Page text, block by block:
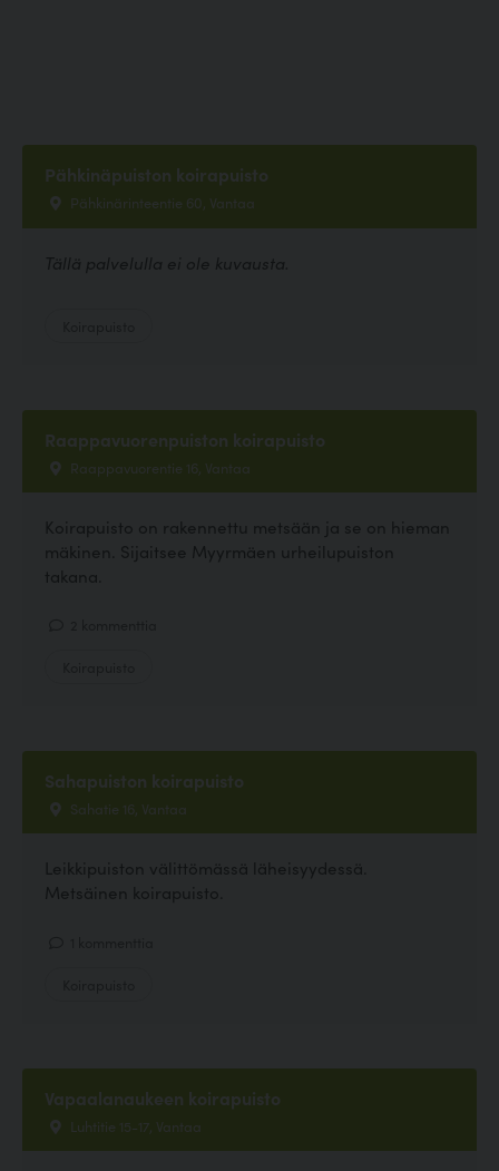
Pähkinäpuiston koirapuisto
Pähkinärinteentie 60, Vantaa
Tällä palvelulla ei ole kuvausta.
Raappavuorenpuiston koirapuisto
Raappavuorentie 16, Vantaa
Koirapuisto on rakennettu metsään ja se on hieman
mäkinen. Sijaitsee Myyrmäen urheilupuiston
takana.
Sahapuiston koirapuisto
Sahatie 16, Vantaa
Leikkipuiston välittömässä läheisyydessä.
Metsäinen koirapuisto.
Vapaalanaukeen koirapuisto
Luhtitie 15-17, Vantaa